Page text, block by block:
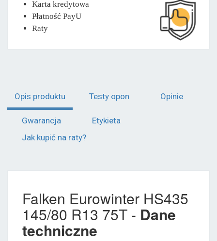
Karta kredytowa
Płatność PayU
Raty
Opis produktu Testy opon Opinie
Gwarancja
Etykieta
Jak kupić na raty?
Falken Eurowinter HS435
145/80 R13 75T - Dane
techniczne